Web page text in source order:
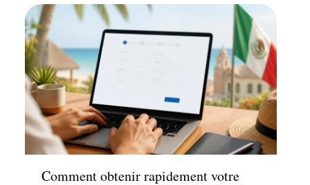
Administratif
Comment obtenir rapidement votre